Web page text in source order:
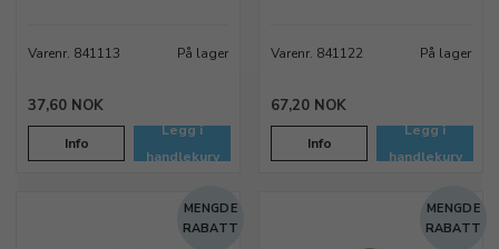
Varenr. 841113 På lager
37,60 NOK
Info
Legg i
handlekurv
Varenr. 841122 På lager
67,20 NOK
Info
Legg i
handlekurv
MENGDE
RABATT
MENGDE
RABATT